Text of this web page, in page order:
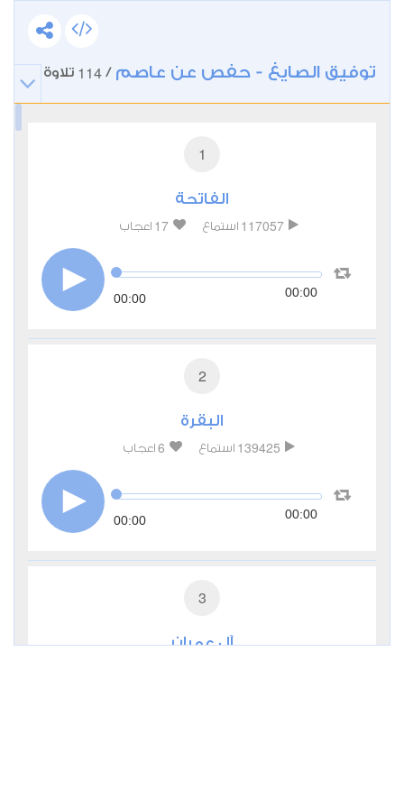
توفيق الصايغ - حفص عن عاصم /
114 تلاوة
1
الفاتحة
117057 استماع 17 اعجاب
00:00 00:00
2
البقرة
139425 استماع 6 اعجاب
00:00 00:00
3
آل عمران